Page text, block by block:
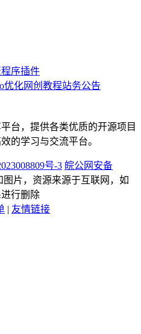
程序插件
优化网创教程站务公告
台，提供各类优质的开源项目
的学习与交流平台。
号-3 皖公网安备
图片，资源来源于互联网，如
行删除
| 友情链接